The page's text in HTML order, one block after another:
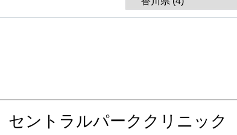
ントラルパーククリニック